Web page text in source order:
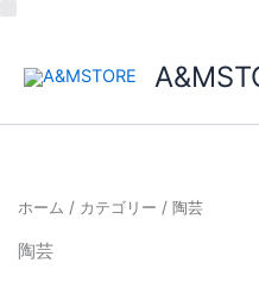
ホーム / カテゴリー / 陶芸
陶芸